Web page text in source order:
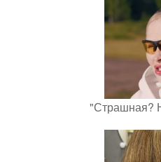
"Страшная?